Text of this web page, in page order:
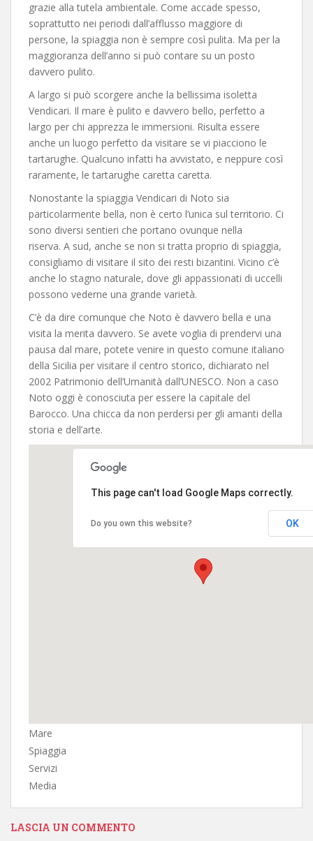
grazie alla tutela ambientale. Come accade spesso,
soprattutto nei periodi dall’afflusso maggiore di
persone, la spiaggia non è sempre così pulita. Ma per la
maggioranza dell’anno si può contare su un posto
davvero pulito.
A largo si può scorgere anche la bellissima isoletta
Vendicari. Il mare è pulito e davvero bello, perfetto a
largo per chi apprezza le immersioni. Risulta essere
anche un luogo perfetto da visitare se vi piacciono le
tartarughe. Qualcuno infatti ha avvistato, e neppure così
raramente, le tartarughe caretta caretta.
Nonostante la spiaggia Vendicari di Noto sia
particolarmente bella, non è certo l’unica sul territorio. Ci
sono diversi sentieri che portano ovunque nella
riserva. A sud, anche se non si tratta proprio di spiaggia,
consigliamo di visitare il sito dei resti bizantini. Vicino c’è
anche lo stagno naturale, dove gli appassionati di uccelli
possono vederne una grande varietà.
C’è da dire comunque che Noto è davvero bella e una
visita la merita davvero. Se avete voglia di prendervi una
pausa dal mare, potete venire in questo comune italiano
della Sicilia per visitare il centro storico, dichiarato nel
2002 Patrimonio dell’Umanità dall’UNESCO. Non a caso
Noto oggi è conosciuta per essere la capitale del
Barocco. Una chicca da non perdersi per gli amanti della
storia e dell’arte.
This page can't load Google Maps correctly.
Do you own this website? OK
Mare
Spiaggia
Servizi
Media
LASCIA UN COMMENTO